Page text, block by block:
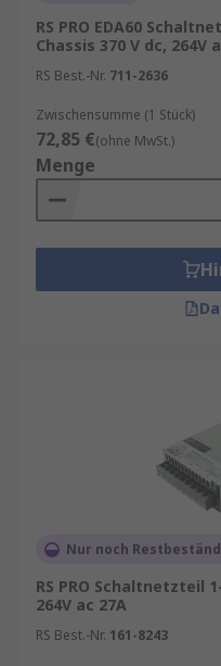
RS PRO EDA60
Chassis 370 V dc, 264V
RS Best.-Nr. 711-2636
Zwischensumme (1 Stück)
72,85 €(ohne MwSt.)
Menge
Nur noch
RS PRO Schaltnetzteil
264V ac 27A
RS Best.-Nr. 161-8243